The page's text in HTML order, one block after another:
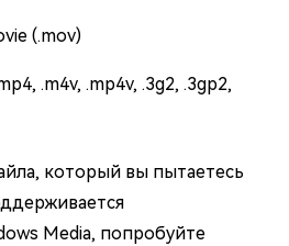
(.mov)
.m4v, .mp4v, .3g2, .3gp2,
который вы пытаетесь
Media, попробуйте